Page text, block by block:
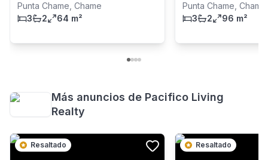
Punta Chame, Chame
3
2 64 m²
Punta Chame, Chame
3
2 96 m²
Más anuncios de Pacifico Living
Realty
Resaltado Resaltado